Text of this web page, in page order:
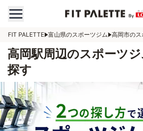
FIT PALETTE 富山県のスポーツジム 高岡市のス
高岡駅周辺のスポーツ
探す